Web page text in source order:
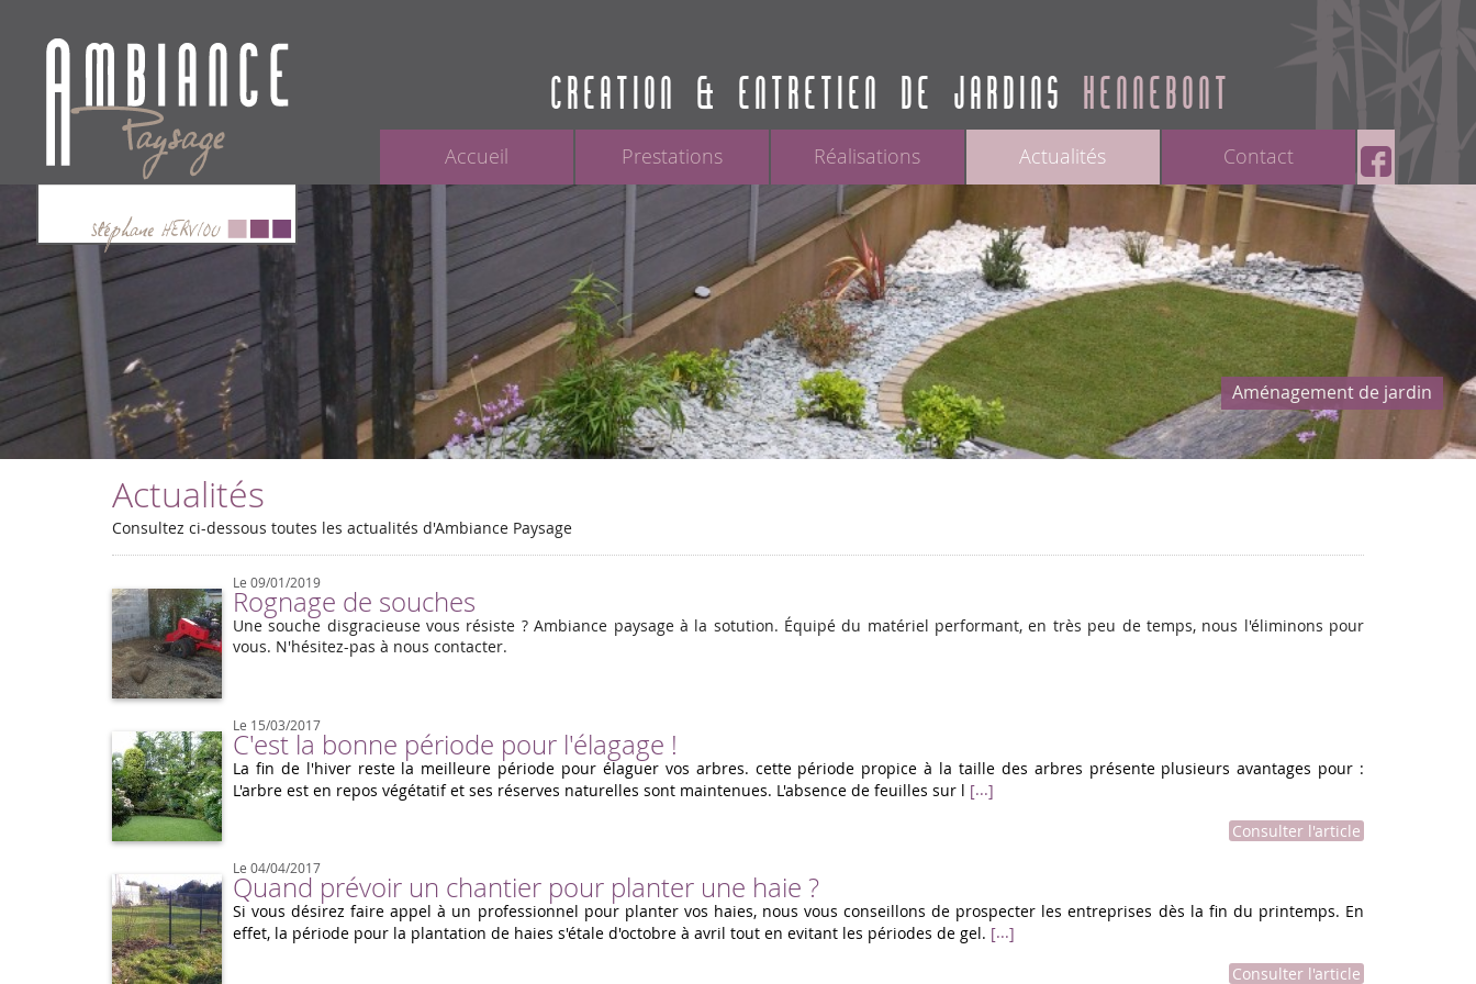
CREATION & ENTRETIEN DE JARDINS HENNEBONT
Accueil Prestations Réalisations Actualités Contact
Aménagement de jardin
Actualités
Consultez ci-dessous toutes les actualités d'Ambiance Paysage
Le 09/01/2019
Rognage de souches
Une souche disgracieuse vous résiste ? Ambiance paysage à la sotution. Équipé du matériel performant, en très peu de temps, nous l'éliminons pour
vous. N'hésitez-pas à nous contacter.
Le 15/03/2017
C'est la bonne période pour l'élagage !
La fin de l'hiver reste la meilleure période pour élaguer vos arbres. cette période propice à la taille des arbres présente plusieurs avantages pour :
L'arbre est en repos végétatif et ses réserves naturelles sont maintenues. L'absence de feuilles sur l [...suite
]
Consulter l'article
Le 04/04/2017
Quand prévoir un chantier pour planter une haie ?
Si vous désirez faire appel à un professionnel pour planter vos haies, nous vous conseillons de prospecter les entreprises dès la fin du printemps. En
effet, la période pour la plantation de haies s'étale d'octobre à avril tout en evitant les périodes de gel. [...suite
]
Consulter l'article